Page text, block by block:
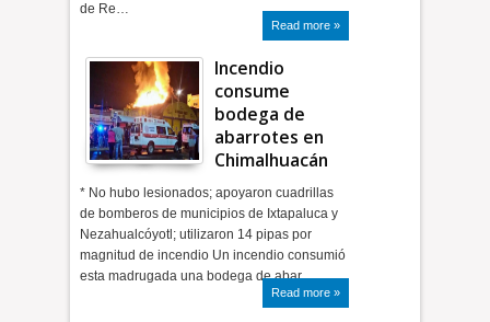
de Re…
Read more »
Incendio
consume
bodega de
abarrotes en
Chimalhuacán
* No hubo lesionados; apoyaron cuadrillas
de bomberos de municipios de Ixtapaluca y
Nezahualcóyotl; utilizaron 14 pipas por
magnitud de incendio Un incendio consumió
esta madrugada una bodega de abar…
Read more »